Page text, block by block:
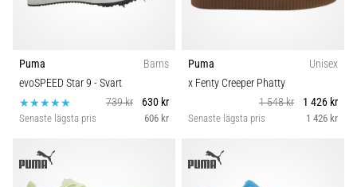
Puma
Barns
evoSPEED Star 9 - Svart
739 kr
630 kr
Senaste lägsta pris 606 kr
Puma
Unisex
x Fenty Creeper Phatty
1 548 kr
1 426 kr
Senaste lägsta pris 1 426 kr